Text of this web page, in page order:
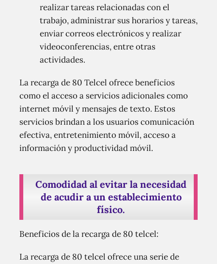
realizar tareas relacionadas con el
trabajo, administrar sus horarios y tareas,
enviar correos electrónicos y realizar
videoconferencias, entre otras
actividades.
La recarga de 80 Telcel ofrece beneficios
como el acceso a servicios adicionales como
internet móvil y mensajes de texto. Estos
servicios brindan a los usuarios comunicación
efectiva, entretenimiento móvil, acceso a
información y productividad móvil.
Comodidad al evitar la necesidad
de acudir a un establecimiento
físico.
Beneficios de la recarga de 80 telcel:
La recarga de 80 telcel ofrece una serie de